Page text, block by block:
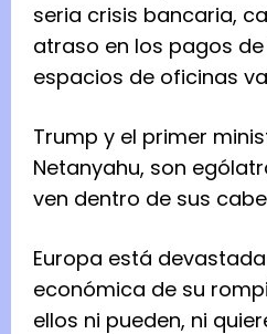
seria crisis bancaria,
atraso en los pagos
espacios de oficinas
Trump y el primer
Netanyahu, son
ven dentro de sus
Europa está
económica de su
ellos ni pueden, ni